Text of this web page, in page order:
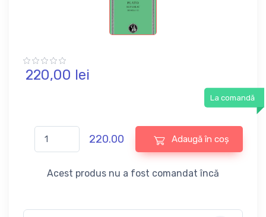
220,00 lei
La comandă
220.00 Adaugă în coș
Acest produs nu a fost comandat încă